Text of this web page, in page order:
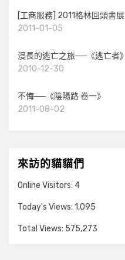
[工商服務] 2011格林回頭書展
2011-01-05
漫長的逃亡之旅──《逃亡者》
2010-12-30
不悔──《陰陽路 卷一》
2011-08-02
來訪的貓貓們
Online Visitors: 4
Today's Views: 1,095
Total Views: 575,273